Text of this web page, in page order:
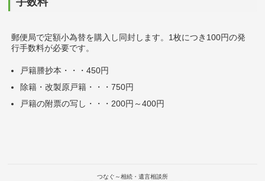
郵便局で定額小為替を購入し同封します。1枚につき100円の発
行手数料が必要です。
戸籍謄抄本・・・450円
除籍・改製原戸籍・・・750円
戸籍の附票の写し・・・200円～400円
つなぐ～相続・遺言相談所